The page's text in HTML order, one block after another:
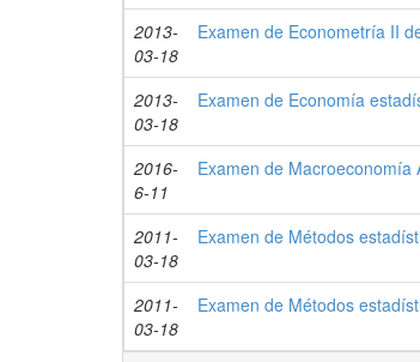
2013-
03-18
Examen de Econometría II
2013-
03-18
Examen de Economía
2016-
6-11
Examen de Macroeconomía
2011-
03-18
Examen de Métodos
2011-
03-18
Examen de Métodos